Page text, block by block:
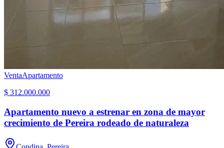
VentaApartamento
$ 312.000.000
Apartamento nuevo a estrenar en zona de mayor
crecimiento de Pereira rodeado de naturaleza